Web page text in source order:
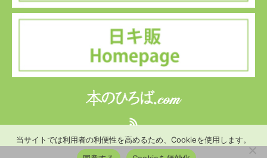
当サイトでは利用者の利便性を高めるため、Cookieを使用します。